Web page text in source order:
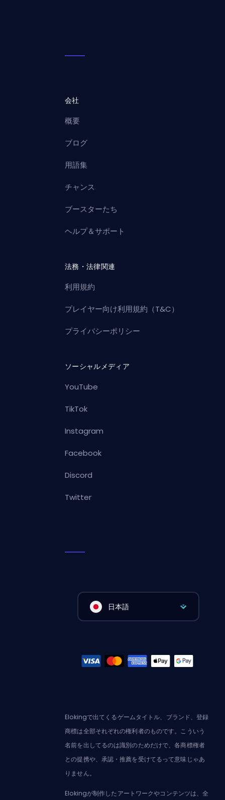
会社
概要
ブログ
用語集
チャンス
ブースターたち
ヘルプ＆サポート
法務・法律関連
利用規約
プレイヤー向け利用規約（T&C）
プライバシーポリシー
ソーシャルメディア
YouTube
TikTok
Instagram
Facebook
Discord
Twitter
日本語
Elokingで出てくるゲームタイトル、ブランド、登録
商標は全部それぞれの権利者のものです。こういう
名前を出してるのは識別のためだけで、各商標権者
との提携や、承認・推薦を受けてるって意味じゃあ
りません。
Elokingが制作したアートワークやコンテンツは、全